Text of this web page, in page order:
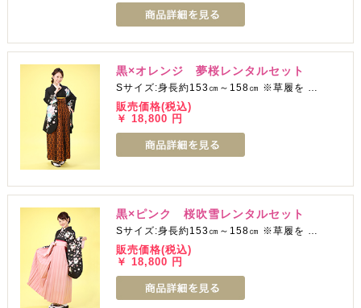
黒×オレンジ 夢桜レンタルセット
Sサイズ:身長約153㎝～158㎝ ※草履を …
販売価格(税込)
￥ 18,800 円
黒×ピンク 桜吹雪レンタルセット
Sサイズ:身長約153㎝～158㎝ ※草履を …
販売価格(税込)
￥ 18,800 円